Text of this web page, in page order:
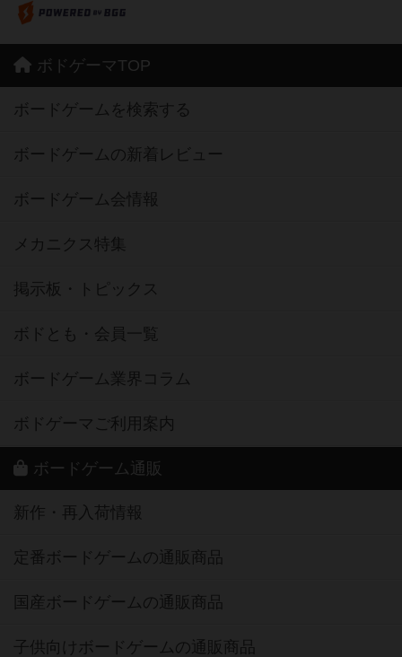
ボドゲーマTOP
ボードゲームを検索する
ボードゲームの新着レビュー
ボードゲーム会情報
メカニクス特集
掲示板・トピックス
ボドとも・会員一覧
ボードゲーム業界コラム
ボドゲーマご利用案内
ボードゲーム通販
新作・再入荷情報
定番ボードゲームの通販商品
国産ボードゲームの通販商品
子供向けボードゲームの通販商品